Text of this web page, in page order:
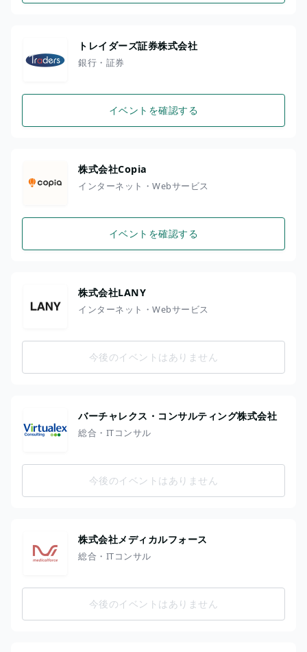
トレイダーズ証券株式会社
銀行・証券
イベントを確認する
株式会社Copia
インターネット・Webサービス
イベントを確認する
株式会社LANY
インターネット・Webサービス
今後のイベントはありません
バーチャレクス・コンサルティング株式会社
総合・ITコンサル
今後のイベントはありません
株式会社メディカルフォース
総合・ITコンサル
今後のイベントはありません